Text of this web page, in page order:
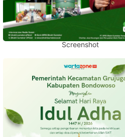
Screenshot